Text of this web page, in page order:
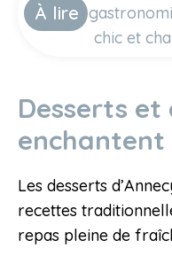
À lire
chic et
Desserts et
enchantent
Les desserts
recettes
repas pleine de